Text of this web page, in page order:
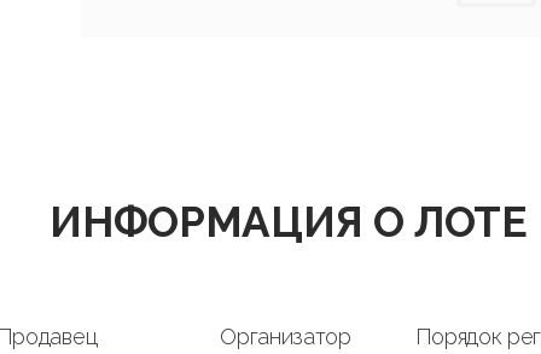
ИНФОРМАЦИЯ О ЛОТЕ
Организатор Порядок